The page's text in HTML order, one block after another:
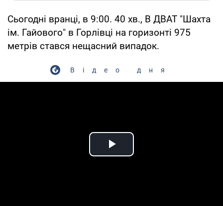
Сьогодні вранці, в 9:00. 40 хв., В ДВАТ "Шахта
ім. Гайового" в Горлівці на горизонті 975
метрів стався нещасний випадок.
Відео дня
Play Video